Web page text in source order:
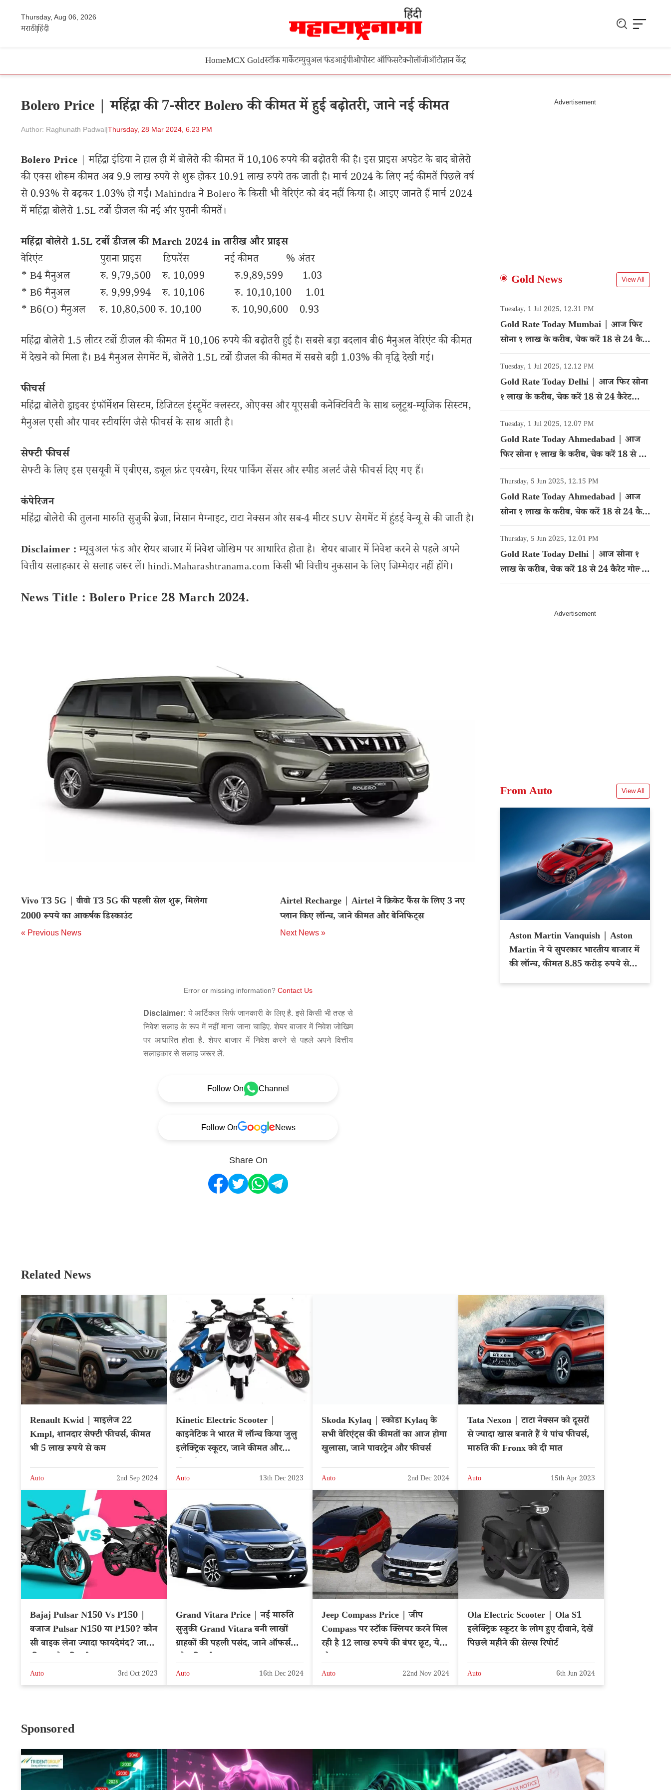
Thursday, Aug 06, 2026
मराठीहिंदी
HomeMCX Goldस्टॉक मार्केटम्युचुअल फंडआईपीओपोस्ट ऑफिसटेक्नोलॉजीऑटोज्ञान केंद्र
Bolero Price | महिंद्रा की 7-सीटर Bolero की कीमत में हुई बढ़ोतरी, जाने नई कीमत
Author: Raghunath Padwal|Thursday, 28 Mar 2024, 6.23 PM
Bolero Price | महिंद्रा इंडिया ने हाल ही में बोलेरो की कीमत में 10,106 रुपये की बढ़ोतरी की है। इस प्राइस अपडेट के बाद बोलेरो
की एक्स शोरूम कीमत अब 9.9 लाख रुपये से शुरू होकर 10.91 लाख रुपये तक जाती है। मार्च 2024 के लिए नई कीमतें पिछले वर्ष
से 0.93% से बढ़कर 1.03% हो गईं। Mahindra ने Bolero के किसी भी वेरिएंट को बंद नहीं किया है। आइए जानते हैं मार्च 2024
में महिंद्रा बोलेरो 1.5L टर्बो डीजल की नई और पुरानी कीमतें।
महिंद्रा बोलेरो 1.5L टर्बो डीजल की March 2024 in तारीख और प्राइस
वेरिएंट पुराना प्राइस डिफरेंस नई कीमत % अंतर
* B4 मैनुअल रु. 9,79,500 रु. 10,099 रु.9,89,599 1.03
* B6 मैनुअल रु. 9,99,994 रु. 10,106 रु. 10,10,100 1.01
* B6(O) मैनुअल रु. 10,80,500 रु. 10,100 रु. 10,90,600 0.93
महिंद्रा बोलेरो 1.5 लीटर टर्बो डीजल की कीमत में 10,106 रुपये की बढ़ोतरी हुई है। सबसे बड़ा बदलाव बी6 मैनुअल वेरिएंट की कीमत
में देखने को मिला है। B4 मैनुअल सेगमेंट में, बोलेरो 1.5L टर्बो डीजल की कीमत में सबसे बड़ी 1.03% की वृद्धि देखी गई।
फीचर्स
महिंद्रा बोलेरो ड्राइवर इंफॉर्मेशन सिस्टम, डिजिटल इंस्ट्रूमेंट क्लस्टर, ओएक्स और यूएसबी कनेक्टिविटी के साथ ब्लूटूथ-म्यूजिक सिस्टम,
मैनुअल एसी और पावर स्टीयरिंग जैसे फीचर्स के साथ आती है।
सेफ्टी फीचर्स
सेफ्टी के लिए इस एसयूवी में एबीएस, ड्यूल फ्रंट एयरबैग, रियर पार्किंग सेंसर और स्पीड अलर्ट जैसे फीचर्स दिए गए हैं।
कंपेरिजन
महिंद्रा बोलेरो की तुलना मारुति सुजुकी ब्रेजा, निसान मैग्नाइट, टाटा नेक्सन और सब-4 मीटर SUV सेगमेंट में हुंडई वेन्यू से की जाती है।
Disclaimer :म्यूचुअल फंड और शेयर बाजार में निवेश जोखिम पर आधारित होता है। शेयर बाजार में निवेश करने से पहले अपने
वित्तीय सलाहकार से सलाह जरूर लें। hindi.Maharashtranama.com किसी भी वित्तीय नुकसान के लिए जिम्मेदार नहीं होंगे।
News Title : Bolero Price 28 March 2024.
Vivo T3 5G | वीवो T3 5G की पहली सेल शुरू, मिलेगा
2000 रूपये का आकर्षक डिस्काउंट
« Previous News
Airtel Recharge | Airtel ने क्रिकेट फैंस के लिए 3 नए
प्लान किए लॉन्च, जाने कीमत और बेनिफिट्स
Next News »
Error or missing information? Contact Us
Disclaimer: ये आर्टिकल सिर्फ जानकारी के लिए है. इसे किसी भी तरह से
निवेश सलाह के रूप में नहीं माना जाना चाहिए. शेयर बाजार में निवेश जोखिम
पर आधारित होता है. शेयर बाजार में निवेश करने से पहले अपने वित्तीय
सलाहकार से सलाह जरूर लें.
Follow On Channel
Follow On News
Share On
Gold News View All
Tuesday, 1 Jul 2025, 12.31 PM
Gold Rate Today Mumbai | आज फिर
सोना १ लाख के करीब, चेक करें 18 से 24 कैरेट
गोल्ड का रेट
Tuesday, 1 Jul 2025, 12.12 PM
Gold Rate Today Delhi | आज फिर सोना
१ लाख के करीब, चेक करें 18 से 24 कैरेट
गोल्ड का रेट
Tuesday, 1 Jul 2025, 12.07 PM
Gold Rate Today Ahmedabad | आज
फिर सोना १ लाख के करीब, चेक करें 18 से 24
कैरेट गोल्ड का रेट
Thursday, 5 Jun 2025, 12.15 PM
Gold Rate Today Ahmedabad | आज
सोना १ लाख के करीब, चेक करें 18 से 24 कैरेट
गोल्ड का रेट
Thursday, 5 Jun 2025, 12.01 PM
Gold Rate Today Delhi | आज सोना १
लाख के करीब, चेक करें 18 से 24 कैरेट गोल्ड
का रेट
From Auto View All
Aston Martin Vanquish | Aston
Martin ने ये सुपरकार भारतीय बाजार में
की लॉन्च, कीमत 8.85 करोड़ रुपये से
Related News
Renault Kwid | माइलेज 22
Kmpl, शानदार सेफ्टी फीचर्स, कीमत
भी 5 लाख रूपये से कम
Auto 2nd Sep 2024
Kinetic Electric Scooter |
काइनेटिक ने भारत में लॉन्च किया जुलु
इलेक्ट्रिक स्कूटर, जाने कीमत और
Auto 13th Dec 2023
Skoda Kylaq | स्कोडा Kylaq के
सभी वेरिएंट्स की कीमतों का आज होगा
खुलासा, जाने पावरट्रेन और फीचर्स
Auto 2nd Dec 2024
Tata Nexon | टाटा नेक्सन को दूसरों
से ज्यादा खास बनाते हैं ये पांच फीचर्स,
मारुति की Fronx को दी मात
Auto 15th Apr 2023
Bajaj Pulsar N150 Vs P150 |
बजाज Pulsar N150 या P150? कौन
सी बाइक लेना ज्यादा फायदेमंद? जाने
Auto 3rd Oct 2023
Grand Vitara Price | नई मारुति
सुजुकी Grand Vitara बनी लाखों
ग्राहकों की पहली पसंद, जाने ऑफर्स
Auto 16th Dec 2024
Jeep Compass Price | जीप
Compass पर स्टॉक क्लियर करने मिल
रही है 12 लाख रुपये की बंपर छूट, ये
Auto 22nd Nov 2024
Ola Electric Scooter | Ola S1
इलेक्ट्रिक स्कूटर के लोग हुए दीवाने, देखें
पिछले महीने की सेल्स रिपोर्ट
Auto 6th Jun 2024
Sponsored